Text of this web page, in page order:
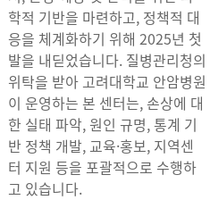
학적 기반을 마련하고, 정책적 대
응을 체계화하기 위해 2025년 첫
발을 내딛었습니다. 질병관리청의
위탁을 받아 고려대학교 안암병원
이 운영하는 본 센터는, 손상에 대
한 실태 파악, 원인 규명, 통계 기
반 정책 개발, 교육·홍보, 지역센
터 지원 등을 포괄적으로 수행하
고 있습니다.